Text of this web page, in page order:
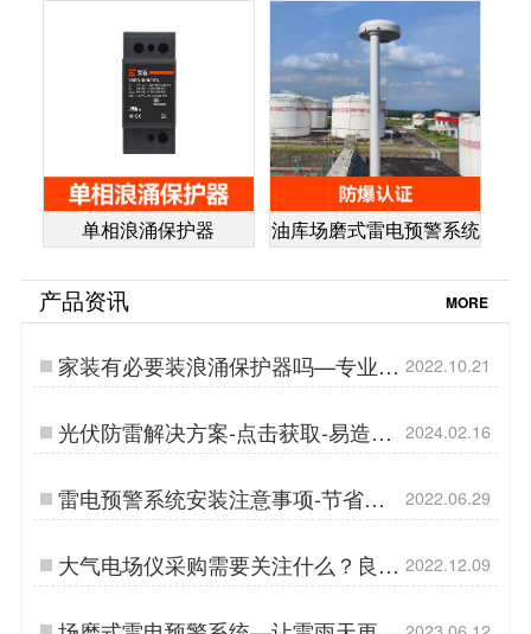
单相浪涌保护器 油库场磨式雷电预警系统
产品资讯 MORE
家装有必要装浪涌保护器吗—专业防
雷团队告诉你答案【杭州易造】…
2022.10.21
光伏防雷解决方案-点击获取-易造防
雷…
2024.02.16
雷电预警系统安装注意事项-节省
45%人工维护成本【杭州易造】…
2022.06.29
大气电场仪采购需要关注什么？良心
企业告诉您【易造防雷】…
2022.12.09